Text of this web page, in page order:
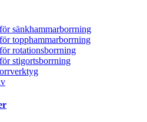
sänkhammarborrning
topphammarborrning
rotationsborrning
stigortsborrning